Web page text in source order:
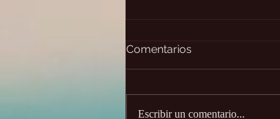
Comentarios
Escribir un comentario...